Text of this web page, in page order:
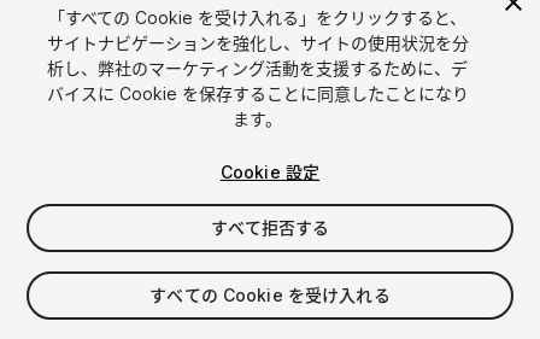
1/14
$8
消費税は決済時に計算されます
「すべての Cookie を受け入れる」をクリックすると、
サイトナビゲーションを強化し、サイトの使用状況を分
析し、弊社のマーケティング活動を支援するために、デ
バイスに Cookie を保存することに同意したことになり
ます。
Cookie 設定
すべて拒否する
すべての Cookie を受け入れる